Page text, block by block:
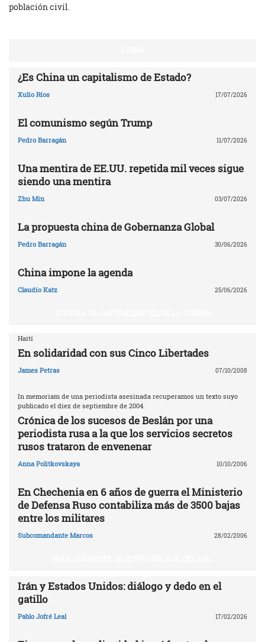
población civil.
¿Es China un capitalismo de Estado?
Xulio Ríos 17/07/2026
El comunismo según Trump
Pedro Barragán 11/07/2026
Una mentira de EE.UU. repetida mil veces sigue
siendo una mentira
Zhu Min 03/07/2026
La propuesta china de Gobernanza Global
Pedro Barragán 30/06/2026
China impone la agenda
Claudio Katz 25/06/2026
Haití
En solidaridad con sus Cinco Libertades
James Petras 07/10/2008
In memoriam de una periodista asesinada recuperamos un texto suyo
publicado el diez de septiembre de 2004.
Crónica de los sucesos de Beslán por una
periodista rusa a la que los servicios secretos
rusos trataron de envenenar
Anna Politkovskaya 10/10/2006
En Chechenia en 6 años de guerra el Ministerio
de Defensa Ruso contabiliza más de 3500 bajas
entre los militares
Subcomandante Marcos 28/02/2006
Irán y Estados Unidos: diálogo y dedo en el
gatillo
Pablo Jofré Leal 17/02/2026